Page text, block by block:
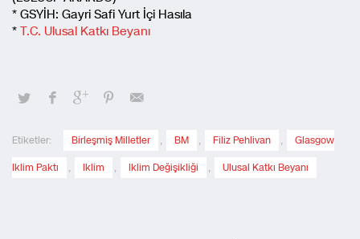
* GSYİH: Gayri Safi Yurt İçi Hasıla
* T.C. Ulusal Katkı Beyanı
Etiketler: Birleşmiş Milletler , BM , Filiz Pehlivan , Glasgow
Iklim Paktı , Iklim , Iklim Değişikliği , Ulusal Katkı Beyanı